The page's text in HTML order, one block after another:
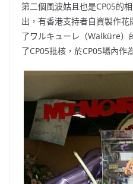
第二個風波姑且也是CP05的
出，有香港支持者自資製作
了ワルキューレ（Walküre）
了CP05批核，於CP05場內作